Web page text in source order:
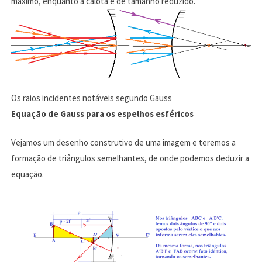
Os raios incidentes notáveis segundo Gauss
Equação de Gauss para os espelhos esféricos
Vejamos um desenho construtivo de uma imagem e teremos a
formação de triângulos semelhantes, de onde podemos deduzir a
equação.